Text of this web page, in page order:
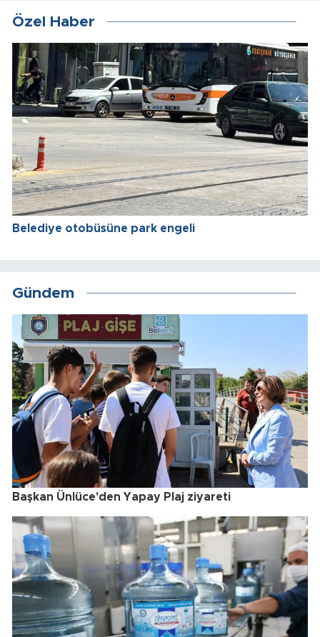
Özel Haber
Belediye otobüsüne park engeli
Gündem
Başkan Ünlüce'den Yapay Plaj ziyareti